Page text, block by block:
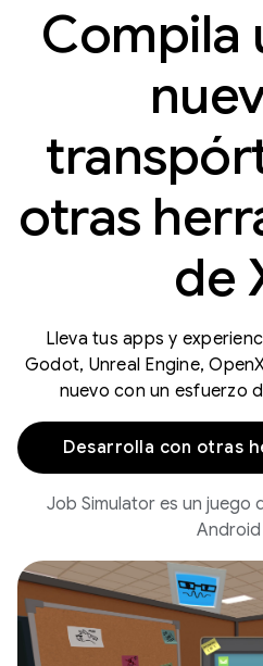
Compila
otras
de
Lleva tus apps y
Godot, Unreal Engine,
nuevo con un esfuerzo
Desarrolla con otras
Job Simulator es un juego
Android